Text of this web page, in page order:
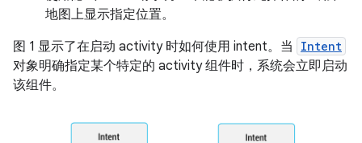
地图上显示指定位置。
图 1 显示了在启动 activity 时如何使用 intent。当
Intent
对象明确指定某个特定的 activity 组件时，系统会立即启动
该组件。